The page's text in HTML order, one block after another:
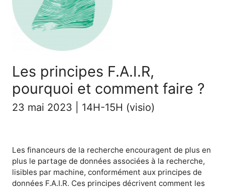
Les principes F.A.I.R,
pourquoi et comment faire ?
23 mai 2023 | 14H-15H (visio)
Les financeurs de la recherche encouragent de plus en
plus le partage de données associées à la recherche,
lisibles par machine, conformément aux principes de
données F.A.I.R. Ces principes décrivent comment les